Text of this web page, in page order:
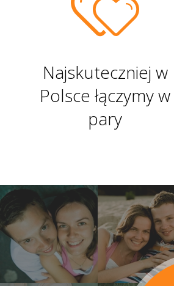
Najskuteczniej w
Polsce łączymy w
pary